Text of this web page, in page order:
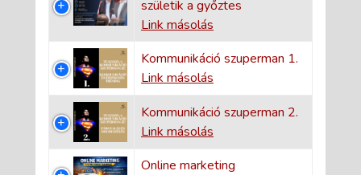
születik a győztes
Link másolás
Kommunikáció szuperman 1.
Link másolás
Kommunikáció szuperman 2.
Link másolás
Online marketing